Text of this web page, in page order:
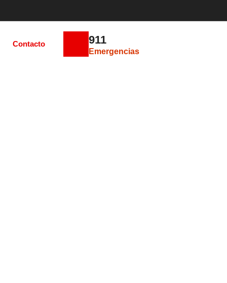
Contacto 911
Emergencias